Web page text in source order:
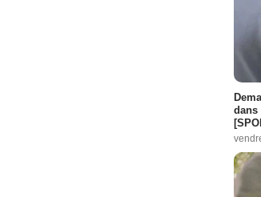
dans